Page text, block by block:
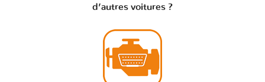
d’autres voitures ?